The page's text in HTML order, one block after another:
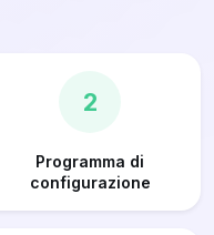
2
Programma di
configurazione